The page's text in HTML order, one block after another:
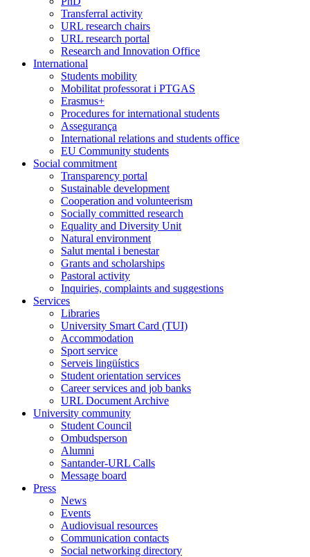
Transferral activity
URL research chairs
URL research portal
Research and Innovation Office
International
Students mobility
Mobilitat professorat i PTGAS
Erasmus+
Procedures for international students
Assegurança
International relations and students office
EU Community students
Social commitment
Transparency portal
Sustainable development
Cooperation and volunteerism
Socially committed research
Equality and Diversity Unit
Natural environment
Salut mental i benestar
Grants and scholarships
Pastoral activity
Inquiries, complaints and suggestions
Services
Libraries
University Smart Card (TUI)
Accommodation
Sport service
Serveis lingüístics
Student orientation services
Career services and job banks
URL Document Archive
University community
Student Council
Ombudsperson
Alumni
Santander-URL Calls
Message board
Press
News
Events
Audiovisual resources
Communication contacts
Social networking directory